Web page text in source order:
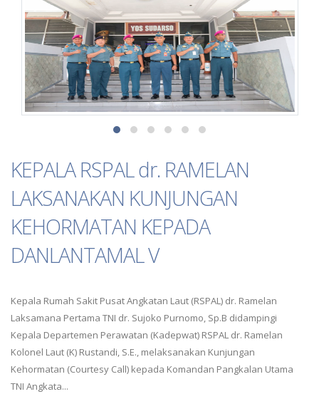
KEPALA RSPAL dr. RAMELAN
LAKSANAKAN KUNJUNGAN
KEHORMATAN KEPADA
DANLANTAMAL V
Kepala Rumah Sakit Pusat Angkatan Laut (RSPAL) dr. Ramelan
Laksamana Pertama TNI dr. Sujoko Purnomo, Sp.B didampingi
Kepala Departemen Perawatan (Kadepwat) RSPAL dr. Ramelan
Kolonel Laut (K) Rustandi, S.E., melaksanakan Kunjungan
Kehormatan (Courtesy Call) kepada Komandan Pangkalan Utama
TNI Angkata...